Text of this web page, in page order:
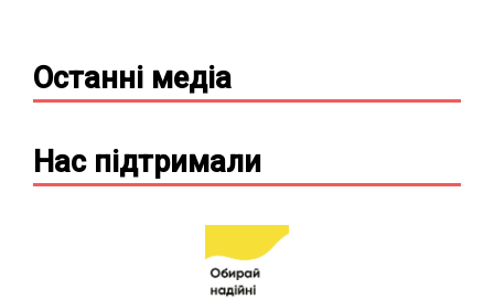
Останні медіа
Нас підтримали